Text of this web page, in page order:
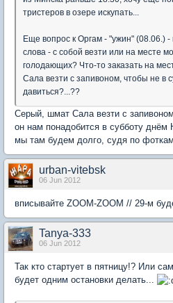
тристеров в озере искупать...
Еще вопрос к Оргам - "ужин" (08.06.)
слова - с собой везти или на месте
голодающих? Что-то заказать на
Сала везти с запивоном, чтобы не в
давиться?...??
Серый, шмат Сала везти с
он нам понадобится в субботу
мы там будем долго, судя по фоткам
urban-vitebsk
06 Jun 2012
вписывайте ZOOM-ZOOM // 29-м
Tanya-333
06 Jun 2012
Так кто стартует в пятницу!? Или
будет одним остановки делать...